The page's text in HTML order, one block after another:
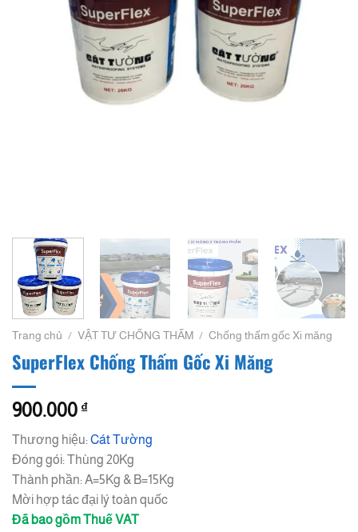
Trang chủ / VẬT TƯ CHỐNG THẤM / Chống thấm gốc Xi măng
SuperFlex Chống Thấm Gốc Xi Măng
900.000 ₫
Thương hiệu:Cát Tường
Đóng gói: Thùng 20Kg
Thành phần: A=5Kg & B=15Kg
Mời hợp tác đại lý toàn quốc
Đã bao gồm Thuế VAT